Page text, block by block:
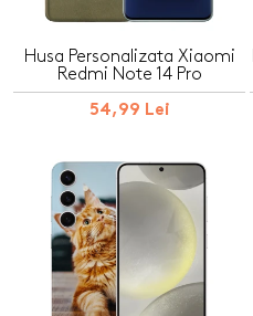
Husa Personalizata Xiaomi
Redmi Note 14 Pro
54,99 Lei